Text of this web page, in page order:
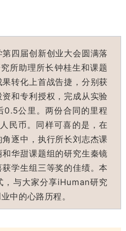
四届创新创业大会圆满落
所助理所长钟桂生和课题
转化上首战告捷，分别获
和专利授权，完成从实验
0.5公里。两份合同的里程
民币。同样可喜的是，在
逐中，执行所长刘志杰课
华甜课题组的研究生秦镜
学生组三等奖的佳绩。本
，与大家分享iHuman研究
中的心路历程。